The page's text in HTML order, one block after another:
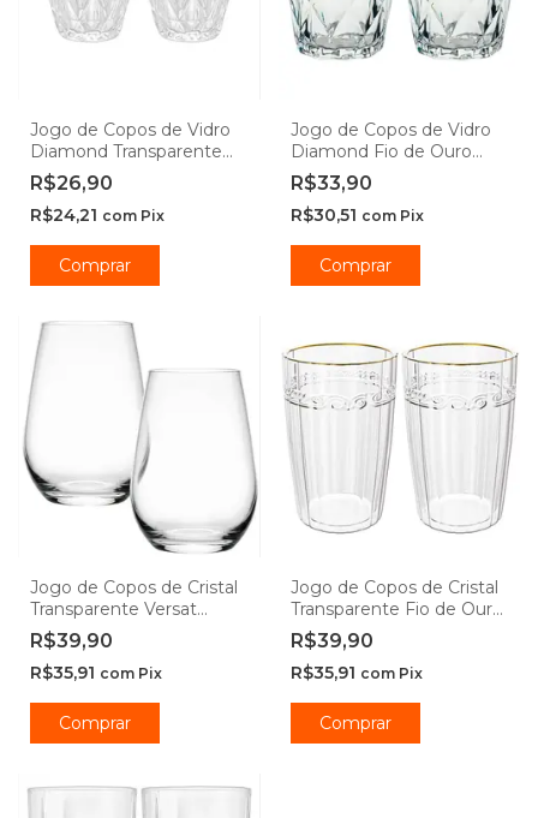
Jogo de Copos de Vidro
Diamond Transparente
270ml - Lyor
R$26,90
R$24,21 com Pix
Comprar
Jogo de Copos de Vidro
Diamond Fio de Ouro
270ml - Lyor
R$33,90
R$30,51 com Pix
Comprar
Jogo de Copos de Cristal
Transparente Versat
500ml - Seu Lar
R$39,90
R$35,91 com Pix
Comprar
Jogo de Copos de Cristal
Transparente Fio de Ouro
Imperial 370ml - Lyor
R$39,90
R$35,91 com Pix
Comprar